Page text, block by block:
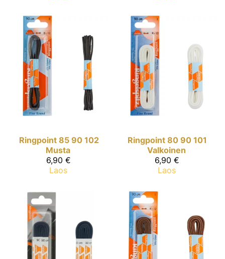
Ringpoint 85 90 102
Musta
6,90 €
Laos
Ringpoint 80 90 101
Valkoinen
6,90 €
Laos